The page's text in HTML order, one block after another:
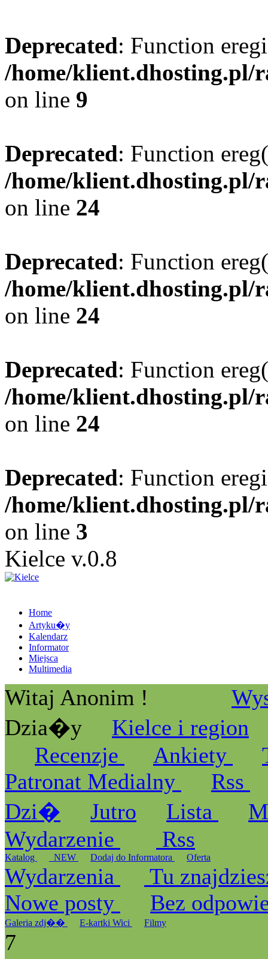
Deprecated: Function
/home/klient.dhosting.pl/
on line 9
Deprecated: Function
/home/klient.dhosting.pl/
on line 24
Deprecated: Function
/home/klient.dhosting.pl/
on line 24
Deprecated: Function
/home/klient.dhosting.pl/
on line 24
Deprecated: Function
/home/klient.dhosting.pl/
on line 3
Kielce v.0.8
Home
Artyku�y
Kalendarz
Informator
Miejsca
Multimedia
Witaj Anonim !
Dzia�y
Kielce i region
Recenzje
Ankiety
Patronat Medialny
Rss
Dzi�
Jutro Lista
Wydarzenie
Rss
Katalog _NEW Dodaj do Informatora Oferta
Wydarzenia
Tu
Nowe posty
Bez
Galeria zdj�� E-kartki Wici Filmy
7